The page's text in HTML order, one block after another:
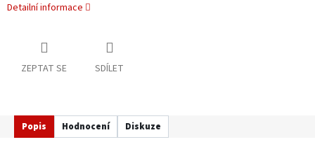
Detailní informace
ZEPTAT SE SDÍLET
Popis Hodnocení Diskuze